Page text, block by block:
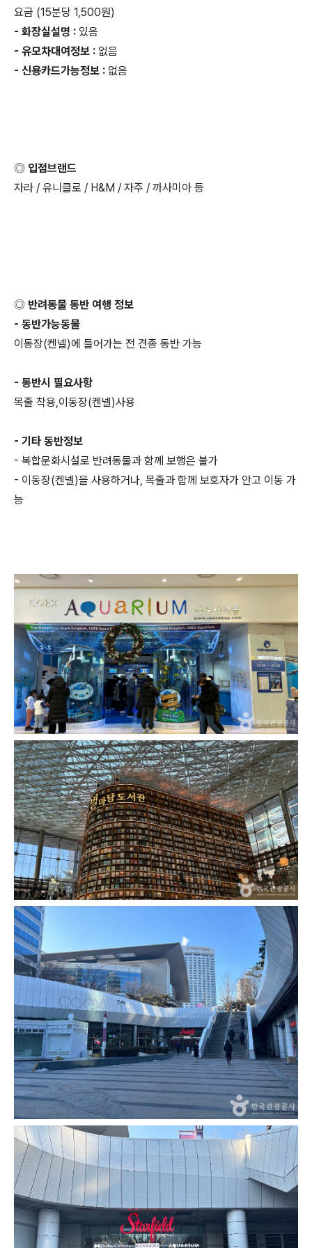
요금 (15분당 1,500원)
- 화장실설명 : 있음
- 유모차대여정보 : 없음
- 신용카드가능정보 : 없음
◎ 입점브랜드
자라 / 유니클로 / H&M / 자주 / 까사미아 등
◎ 반려동물 동반 여행 정보
- 동반가능동물
이동장(켄넬)에 들어가는 전 견종 동반 가능
- 동반시 필요사항
목줄 착용,이동장(켄넬)사용
- 기타 동반정보
- 복합문화시설로 반려동물과 함께 보행은 불가
- 이동장(켄넬)을 사용하거나, 목줄과 함께 보호자가 안고 이동 가
능